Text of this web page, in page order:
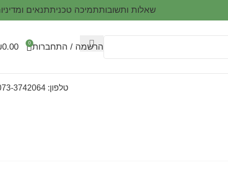
שאלות ותשובותתמיכה טכניתתנאים
הרשמה / התחברות 0
0.00
טלפון: 073-3742064